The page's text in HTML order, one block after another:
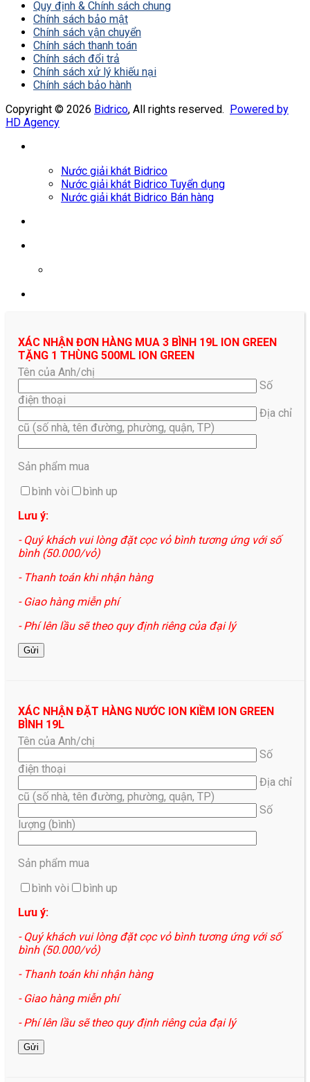
Quy định & Chính sách chung
Chính sách bảo mật
Chính sách vận chuyển
Chính sách thanh toán
Chính sách đổi trả
Chính sách xử lý khiếu nại
Chính sách bảo hành
Copyright © 2026 Bidrico, All rights reserved. Powered by
HD Agency
Nước giải khát Bidrico
Nước giải khát Bidrico Tuyển dụng
Nước giải khát Bidrico Bán hàng
XÁC NHẬN ĐƠN HÀNG MUA 3 BÌNH 19L ION GREEN
TẶNG 1 THÙNG 500ML ION GREEN
Tên của Anh/chị
Số
điện thoại
Địa chỉ
cũ (số nhà, tên đường, phường, quận, TP)
Sản phẩm mua
bình vòi
bình up
Lưu ý:
- Quý khách vui lòng đặt cọc vỏ bình tương ứng với số
bình (50.000/vỏ)
- Thanh toán khi nhận hàng
- Giao hàng miễn phí
- Phí lên lầu sẽ theo quy định riêng của đại lý
XÁC NHẬN ĐẶT HÀNG NƯỚC ION KIỀM ION GREEN
BÌNH 19L
Tên của Anh/chị
Số
điện thoại
Địa chỉ
cũ (số nhà, tên đường, phường, quận, TP)
Số
lượng (bình)
Sản phẩm mua
bình vòi
bình up
Lưu ý:
- Quý khách vui lòng đặt cọc vỏ bình tương ứng với số
bình (50.000/vỏ)
- Thanh toán khi nhận hàng
- Giao hàng miễn phí
- Phí lên lầu sẽ theo quy định riêng của đại lý